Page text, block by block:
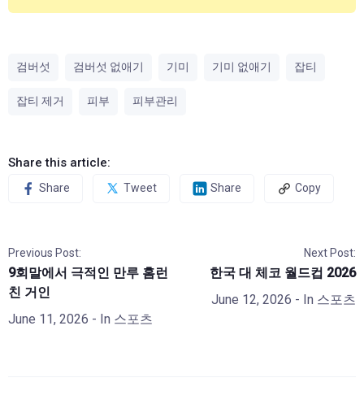
검버섯 검버섯 없애기 기미 기미 없애기 잡티
잡티 제거 피부 피부관리
Share this article:
Share Tweet Share Copy
Previous Post:
9회말에서 극적인 만루 홈런
친 거인
June 11, 2026 - In 스포츠
Next Post:
한국 대 체코 월드컵 2026
June 12, 2026 - In 스포츠